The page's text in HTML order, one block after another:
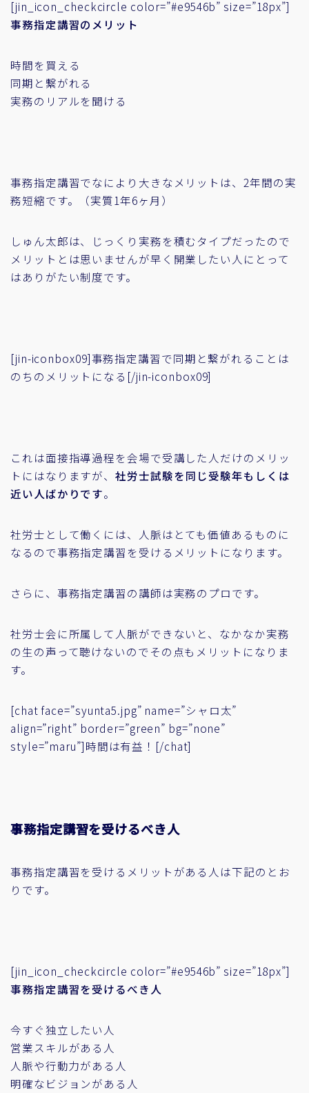
[jin_icon_checkcircle color=”#e9546b” size=”18px”]
事務指定講習のメリット
時間を買える
同期と繋がれる
実務のリアルを聞ける
事務指定講習でなにより大きなメリットは、2年間の実
務短縮です。（実質1年6ヶ月）
しゅん太郎は、じっくり実務を積むタイプだったので
メリットとは思いませんが早く開業したい人にとって
はありがたい制度です。
[jin-iconbox09]事務指定講習で同期と繋がれることは
のちのメリットになる[/jin-iconbox09]
これは面接指導過程を会場で受講した人だけのメリッ
トにはなりますが、社労士試験を同じ受験年もしくは
近い人ばかりです。
社労士として働くには、人脈はとても価値あるものに
なるので事務指定講習を受けるメリットになります。
さらに、事務指定講習の講師は実務のプロです。
社労士会に所属して人脈ができないと、なかなか実務
の生の声って聴けないのでその点もメリットになりま
す。
[chat face=”syunta5.jpg” name=”シャロ太”
align=”right” border=”green” bg=”none”
style=”maru”]時間は有益！[/chat]
事務指定講習を受けるべき人
事務指定講習を受けるメリットがある人は下記のとお
りです。
[jin_icon_checkcircle color=”#e9546b” size=”18px”]
事務指定講習を受けるべき人
今すぐ独立したい人
営業スキルがある人
人脈や行動力がある人
明確なビジョンがある人